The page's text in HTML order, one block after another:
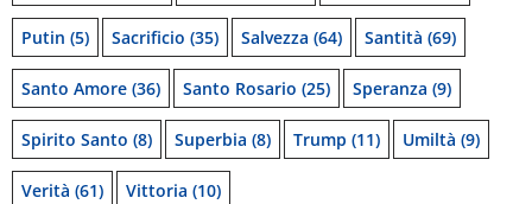
Putin (5) Sacrificio (35) Salvezza (64) Santità (69)
Santo Amore (36) Santo Rosario (25) Speranza (9)
Spirito Santo (8) Superbia (8) Trump (11) Umiltà (9)
Verità (61) Vittoria (10)